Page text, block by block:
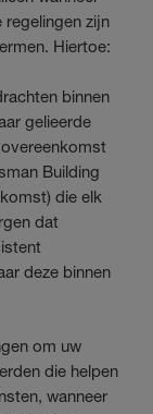
zijn
Hiertoe:
binnen
gelieerde
Building
die elk
dat
deze binnen
om uw
die helpen
wanneer